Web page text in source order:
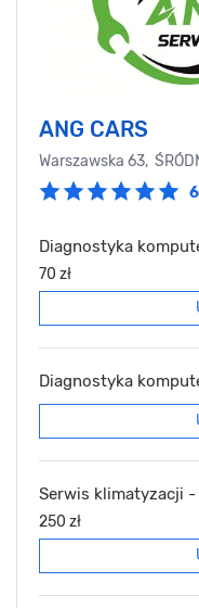
ANG CARS
Warszawska 63,
6
Diagnostyka
70 zł
Diagnostyka
Serwis klimatyzacji
250 zł